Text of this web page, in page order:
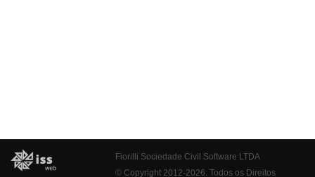
Fiorilli Sociedade Civil Software LTDA
© Copyright 2012-2026. Todos os Direitos